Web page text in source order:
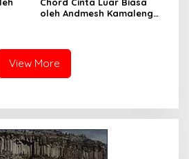
Chord Cinta Luar Biasa
oleh Andmesh Kamaleng
View More